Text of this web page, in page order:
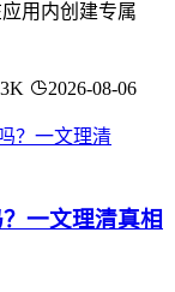
用内创建专属
2026-08-06
一文理清真相